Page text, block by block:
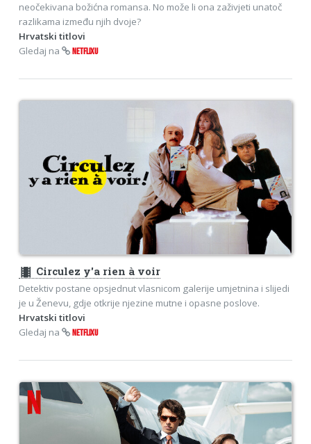
neočekivana božićna romansa. No može li ona zaživjeti unatoč
razlikama između njih dvoje?
Hrvatski titlovi
Gledaj na
NETFLIXU
theaters Circulez y'a rien à voir
Detektiv postane opsjednut vlasnicom galerije umjetnina i slijedi
je u Ženevu, gdje otkrije njezine mutne i opasne poslove.
Hrvatski titlovi
Gledaj na
NETFLIXU